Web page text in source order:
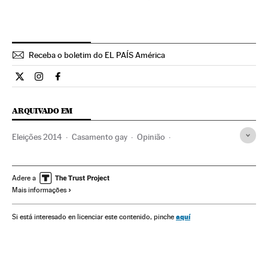
Receba o boletim do EL PAÍS América
Opiniao El País Brasil en Twitter
Opiniao El País Brasil en Instagram
Opiniao El País Brasil en Facebook
ARQUIVADO EM
Eleições 2014 Casamento gay Opinião
Casamento Protestantismo
Casal
Direitos humanos Orientação sexual
Adere a
Mais informações
Si está interesado en licenciar este contenido, pinche aquí